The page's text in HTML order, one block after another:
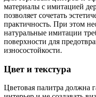
материалы с имитацией
позволяет сочетать
практичность. При этом
натуральные имитации
поверхности для
износостойкости.
Цвет и текстура
Цветовая палитра должна